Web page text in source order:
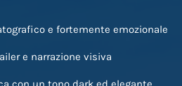
e fortemente emozionale
e narrazione visiva